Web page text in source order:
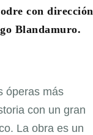
con dirección
Blandamuro.
óperas más
con un gran
La obra es un